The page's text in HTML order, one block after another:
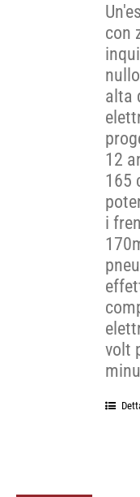
con
alta
12
165
i
volt